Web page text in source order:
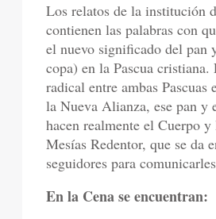
Los relatos de la institución
contienen las palabras con
el nuevo significado del pan
copa) en la Pascua
radical entre ambas Pascuas
la Nueva Alianza, ese pan y
hacen realmente el Cuerpo
Mesías Redentor, que se da
seguidores para
En la Cena se encuentran: